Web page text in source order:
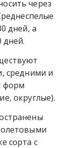
через
дней, а
дней.
средними и
форм
округлые).
сорта с